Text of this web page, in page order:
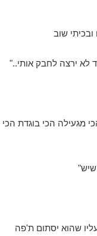
שוב
לא ירצה לחבק אותי.."
מגעילה הכי בוגדת הכי
שיש"
שהוא יסתום ת'פה